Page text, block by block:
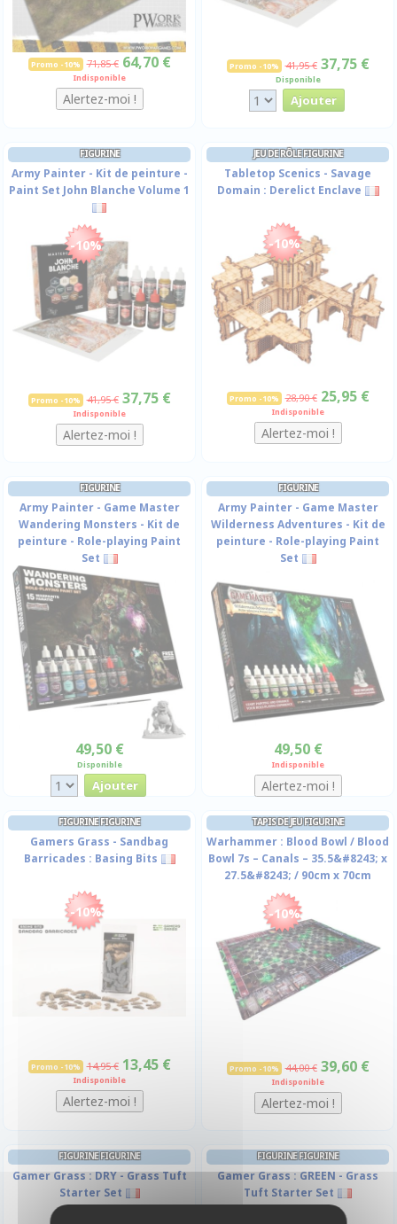
Promo -10% 71,85 € 64,70 €
Indisponible
Promo -10% 41,95 € 37,75 €
Disponible
FIGURINE
Army Painter - Kit de peinture -
Paint Set John Blanche Volume 1
-10%
Promo -10% 41,95 € 37,75 €
Indisponible
JEU DE RÔLE FIGURINE
Tabletop Scenics - Savage
Domain : Derelict Enclave
-10%
Promo -10% 28,90 € 25,95 €
Indisponible
FIGURINE
Army Painter - Game Master
Wandering Monsters - Kit de
peinture - Role-playing Paint
Set
49,50 €
Disponible
FIGURINE
Army Painter - Game Master
Wilderness Adventures - Kit de
peinture - Role-playing Paint
Set
49,50 €
Indisponible
FIGURINE FIGURINE
Gamers Grass - Sandbag
Barricades : Basing Bits
-10%
Promo -10% 14,95 € 13,45 €
Indisponible
TAPIS DE JEU FIGURINE
Warhammer : Blood Bowl / Blood
Bowl 7s – Canals – 35.5&#8243; x
27.5&#8243; / 90cm x 70cm
-10%
Promo -10% 44,00 € 39,60 €
Indisponible
FIGURINE FIGURINE
Gamer Grass : DRY - Grass Tuft
Starter Set
FIGURINE FIGURINE
Gamer Grass : GREEN - Grass
Tuft Starter Set